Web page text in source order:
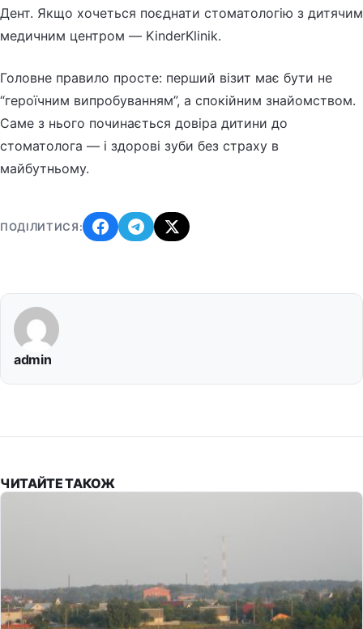
Дент. Якщо хочеться поєднати стоматологію з дитячим
медичним центром — KinderKlinik.
Головне правило просте: перший візит має бути не
“героїчним випробуванням”, а спокійним знайомством.
Саме з нього починається довіра дитини до
стоматолога — і здорові зуби без страху в
майбутньому.
ПОДІЛИТИСЯ:
admin
ЧИТАЙТЕ ТАКОЖ